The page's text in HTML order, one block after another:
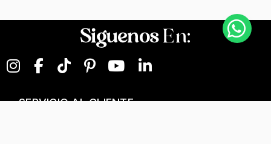
SiguenosEn:
SERVICIO AL CLIENTE